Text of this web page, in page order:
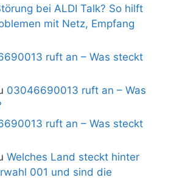
bei ALDI Talk? So hilft
mit Netz, Empfang
ruft an – Was steckt
03046690013 ruft an – Was
ruft an – Was steckt
Welches Land steckt hinter
001 und sind die